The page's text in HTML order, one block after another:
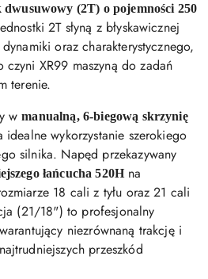
dwusuwowy (2T) o pojemności 250
2T słyną z błyskawicznej
oraz charakterystycznego,
XR99 maszyną do zadań
terenie.
wmanualną, 6-biegową skrzynię
wykorzystanie szerokiego
silnika. Napęd przekazywany
łańcucha 520Hna
18 cali z tyłu oraz 21 cali
(21/18") to profesjonalny
niezrównaną trakcję i
przeszkód